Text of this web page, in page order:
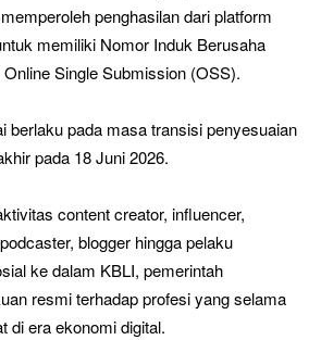
penghasilan dari platform
memiliki Nomor Induk Berusaha
Single Submission (OSS).
berlaku pada masa transisi penyesuaian
pada 18 Juni 2026.
content creator, influencer,
blogger hingga pelaku
ke dalam KBLI, pemerintah
resmi terhadap profesi yang selama
di era ekonomi digital.